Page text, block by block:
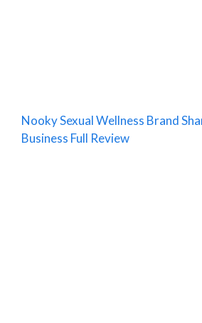
Nooky Sexual Wellness Brand
Business Full Review